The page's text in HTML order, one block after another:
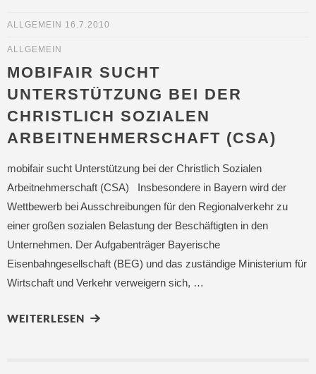
ALLGEMEIN 16.7.2010
ALLGEMEIN
MOBIFAIR SUCHT
UNTERSTÜTZUNG BEI DER
CHRISTLICH SOZIALEN
ARBEITNEHMERSCHAFT (CSA)
mobifair sucht Unterstützung bei der Christlich Sozialen
Arbeitnehmerschaft (CSA) Insbesondere in Bayern wird der
Wettbewerb bei Ausschreibungen für den Regionalverkehr zu
einer großen sozialen Belastung der Beschäftigten in den
Unternehmen. Der Aufgabenträger Bayerische
Eisenbahngesellschaft (BEG) und das zuständige Ministerium für
Wirtschaft und Verkehr verweigern sich, …
WEITERLESEN